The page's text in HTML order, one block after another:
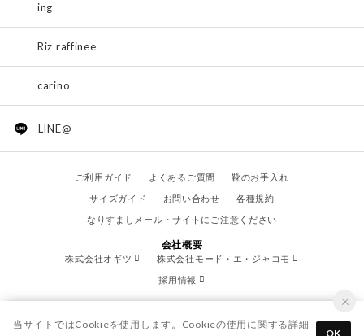
ing
Riz raffinee
carino
LINE@
ご利用ガイド よくあるご質問
靴のお手入れ
サイズガイド
お問い合わせ
各種規約
なりすましメール・サイトにご注意ください
会社概要
株式会社オギツ
株式会社モード・エ・ジャコモ
採用情報
当サイトではCookieを使用します。Cookieの使用に関する詳細
OK